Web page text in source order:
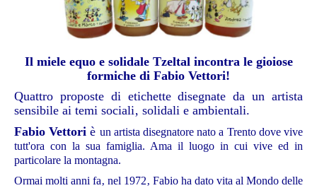
Il miele equo e solidale Tzeltal incontra le gioiose
formiche di Fabio Vettori!
Quattro proposte di etichette disegnate da un artista
sensibile ai temi sociali‚ solidali e ambientali.
Fabio Vettoriè un artista disegnatore nato a Trento dove vive
tutt'ora con la sua famiglia. Ama il luogo in cui vive ed in
particolare la montagna.
Ormai molti anni fa‚ nel 1972‚ Fabio ha dato vita al Mondo delle